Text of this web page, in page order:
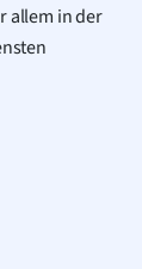
allem in der